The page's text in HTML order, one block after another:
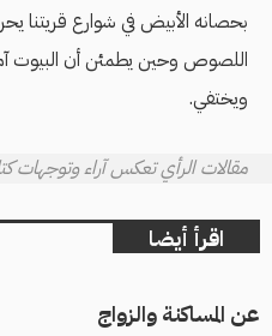
بحصانه الأبيض في شوارع قريتنا
اللصوص وحين يطمئن أن البيوت
ويختفي.
مقالات الرأي تعكس آراء وتوجهات
اقرأ أيضا
عن المساكنة والزواج